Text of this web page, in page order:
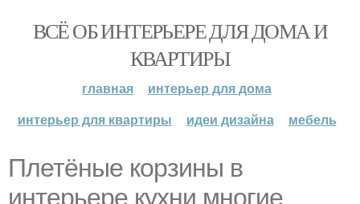
ВСЁ ОБ ИНТЕРЬЕРЕ ДЛЯ ДОМА И
КВАРТИРЫ
главная
интерьер для дома
интерьер для квартиры
идеи дизайна мебель
Плетёные корзины в
интерьере кухни многие